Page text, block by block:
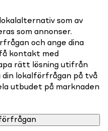
som av
som annonser.
och ange dina
kontakt med
rätt lösning utifrån
din lokalförfrågan på två
utbudet på marknaden